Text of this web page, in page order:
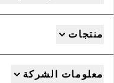
منتجات
معلومات الشركة